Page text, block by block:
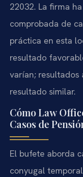
22032. La firma
comprobada de
práctica en esta
resultado
varían; resultados
resultado similar.
Cómo Law
Casos de
El bufete aborda
conyugal